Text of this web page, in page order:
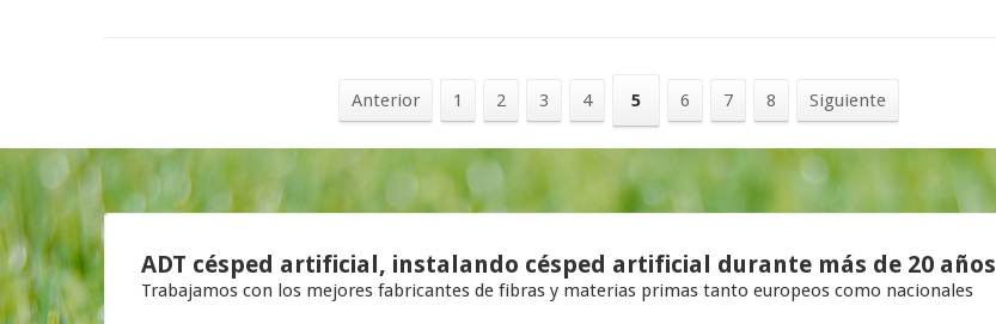
Anterior 1 2 3 4 5 6 7 8 Siguiente
ADT césped artificial, instalando césped artificial durante más de 20 años
Trabajamos con los mejores fabricantes de fibras y materias primas tanto europeos como nacionales